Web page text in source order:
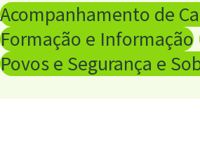
Acompanhamento de
Formação e Informação
Povos e Segurança e